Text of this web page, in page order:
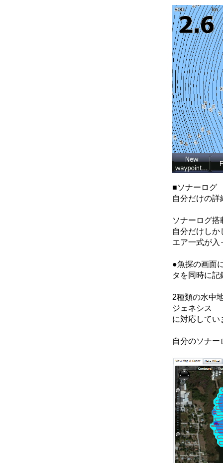
■ソナーロ
自分だけの
ソナーログ
自分だけし
エア一式が入
●魚探の画面
タを同時に
2種類の水中
ジェネシス
に対応してい
自分のソナ